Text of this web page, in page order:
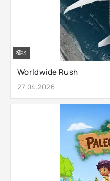
Worldwide Rush
27.04.2026
3